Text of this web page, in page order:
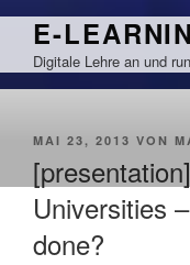
Zum
springen
E-
Digitale Lehre an und
VERÖFFENTLICHT
MAI 23, 2013 VON
Universities
done?